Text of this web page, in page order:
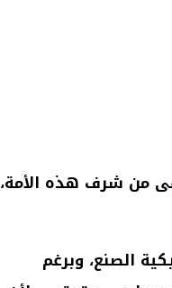
من شرف هذه الأمة،
الصنع، وبرغم